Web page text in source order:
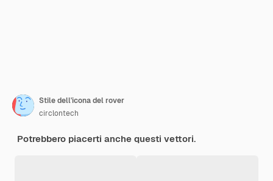
Stile dell'icona del rover
circlontech
Potrebbero piacerti anche questi vettori.